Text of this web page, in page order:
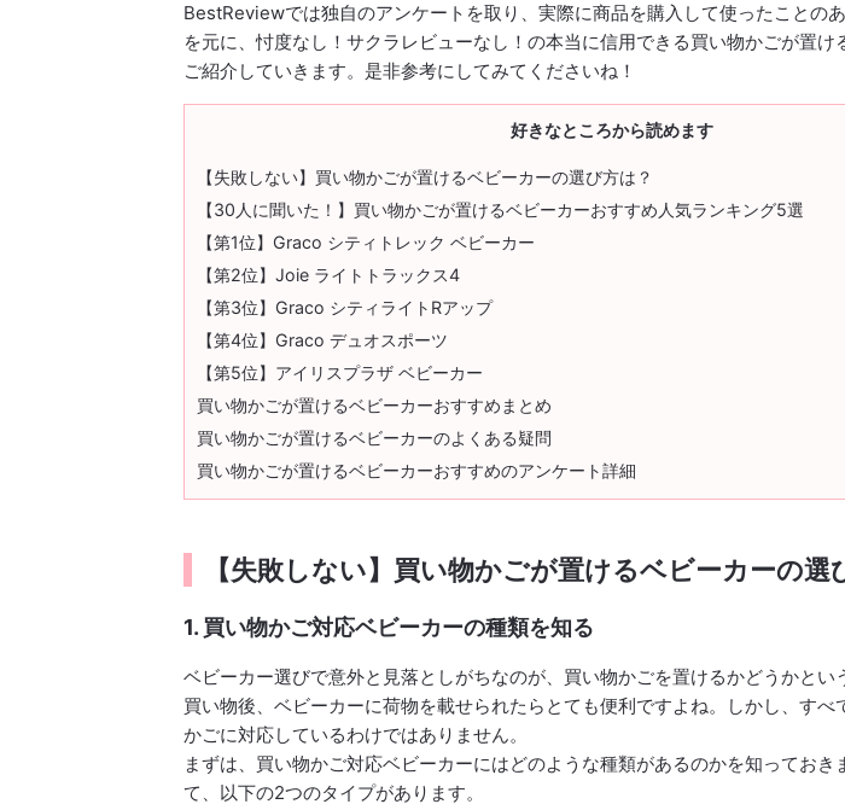
BestReviewでは独自のアンケートを取り、実際に商品を購入して使ったことの
を元に、忖度なし！サクラレビューなし！の本当に信用できる買い物かごが置け
ご紹介していきます。是非参考にしてみてくださいね！
好きなところから読めます
【失敗しない】買い物かごが置けるベビーカーの選び方は？
【30人に聞いた！】買い物かごが置けるベビーカーおすすめ人気ランキング5選
【第1位】Graco シティトレック ベビーカー
【第2位】Joie ライトトラックス4
【第3位】Graco シティライトRアップ
【第4位】Graco デュオスポーツ
【第5位】アイリスプラザ ベビーカー
買い物かごが置けるベビーカーおすすめまとめ
買い物かごが置けるベビーカーのよくある疑問
買い物かごが置けるベビーカーおすすめのアンケート詳細
【失敗しない】買い物かごが置けるベビーカーの選
1. 買い物かご対応ベビーカーの種類を知る
ベビーカー選びで意外と見落としがちなのが、買い物かごを置けるかどうかとい
買い物後、ベビーカーに荷物を載せられたらとても便利ですよね。しかし、すべ
かごに対応しているわけではありません。
まずは、買い物かご対応ベビーカーにはどのような種類があるのかを知っておき
て、以下の2つのタイプがあります。